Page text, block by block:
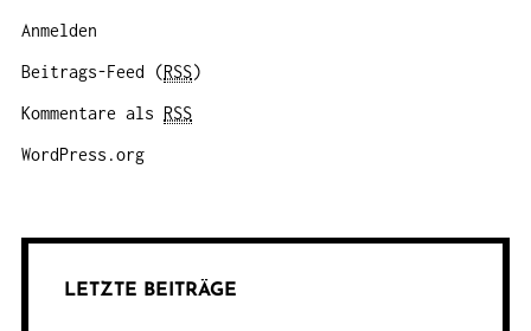
Anmelden
Beitrags-Feed (RSS)
Kommentare als RSS
WordPress.org
LETZTE BEITRÄGE